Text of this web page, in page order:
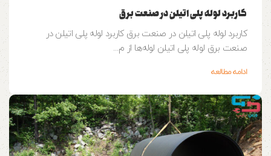
کاربرد لوله پلی اتیلن در صنعت برق
کاربرد لوله پلی اتیلن در صنعت برق کاربرد لوله پلی اتیلن در
صنعت برق لوله پلی اتیلن لوله‌ها از م...
ادامه مطالعه